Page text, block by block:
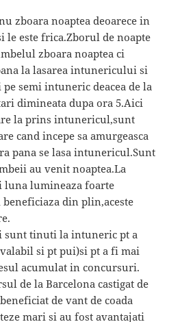
zboara noaptea deoarece in
este frica.Zborul de noapte
zboara noaptea ci
la lasarea intunericului si
semi intuneric deacea de la
dimineata dupa ora 5.Aici
la prins intunericul,sunt
cand incepe sa amurgeasca
pana se lasa intunericul.Sunt
au venit noaptea.La
luna lumineaza foarte
din plin,aceste
sunt tinuti la intuneric pt a
si pt pui)si pt a fi mai
acumulat in concursuri.
de la Barcelona castigat de
de vant de coada
mari si au fost avantajati